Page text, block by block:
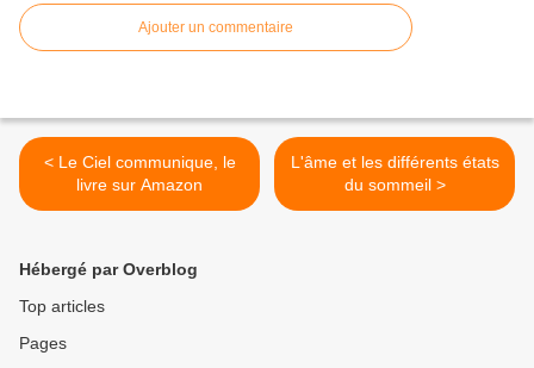
Ajouter un commentaire
< Le Ciel communique, le
livre sur Amazon
L'âme et les différents états
du sommeil >
Hébergé par Overblog
Top articles
Pages